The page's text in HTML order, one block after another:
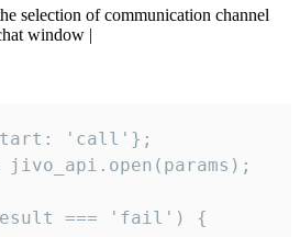
selection of communication channel
window |
'call'};
=== 'fail') {